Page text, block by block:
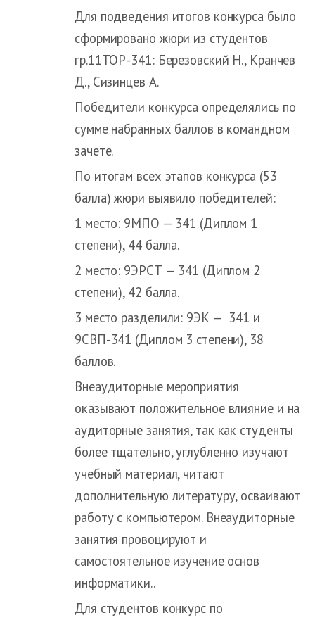
Для подведения итогов конкурса было
сформировано жюри из студентов
гр.11ТОР-341: Березовский Н., Кранчев
Д., Сизинцев А.
Победители конкурса определялись по
сумме набранных баллов в командном
зачете.
По итогам всех этапов конкурса (53
балла) жюри выявило победителей:
1 место: 9МПО — 341 (Диплом 1
степени), 44 балла.
2 место: 9ЭРСТ — 341 (Диплом 2
степени), 42 балла.
3 место разделили: 9ЭК — 341 и
9СВП-341 (Диплом 3 степени), 38
баллов.
Внеаудиторные мероприятия
оказывают положительное влияние и на
аудиторные занятия, так как студенты
более тщательно, углубленно изучают
учебный материал, читают
дополнительную литературу, осваивают
работу с компьютером. Внеаудиторные
занятия провоцируют и
самостоятельное изучение основ
информатики..
Для студентов конкурс по